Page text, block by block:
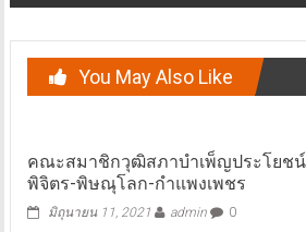
You May Also Like
คณะสมาชิกวุฒิสภาบำเพ็ญประโยช
พิจิตร-พิษณุโลก-กำแพงเพชร
มิถุนายน 11, 2021 admin 0